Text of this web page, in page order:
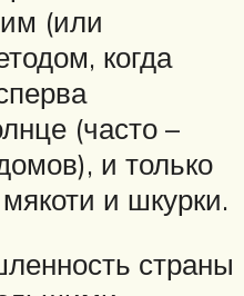
(или
когда
(часто –
и только
и шкурки.
страны